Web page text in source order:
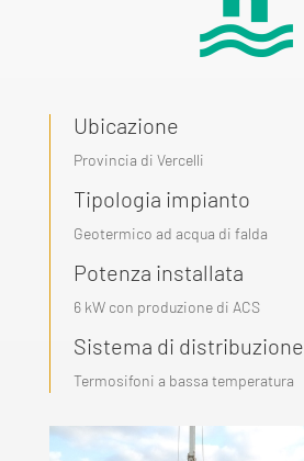
Ubicazione
Provincia di Vercelli
Tipologia impianto
Geotermico ad acqua di falda
Potenza installata
6 kW con produzione di ACS
Sistema di distribuzione
Termosifoni a bassa temperatura